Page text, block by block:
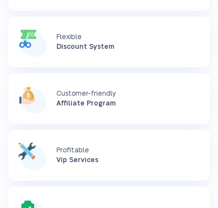
Flexible
Discount System
Customer-friendly
Affiliate Program
Profitable
Vip Services